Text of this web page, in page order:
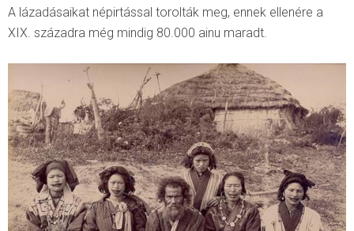
A lázadásaikat népirtással torolták meg, ennek ellenére a
XIX. századra még mindig 80.000 ainu maradt.